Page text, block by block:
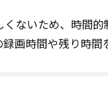
ないため、時間
画時間や残り時